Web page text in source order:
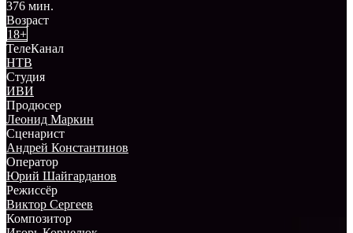
376 мин.
Возраст
18+
ТелеКанал
НТВ
Студия
ИВИ
Продюсер
Леонид Маркин
Сценарист
Андрей Константинов
Оператор
Юрий Шайгарданов
Режиссёр
Виктор Сергеев
Композитор